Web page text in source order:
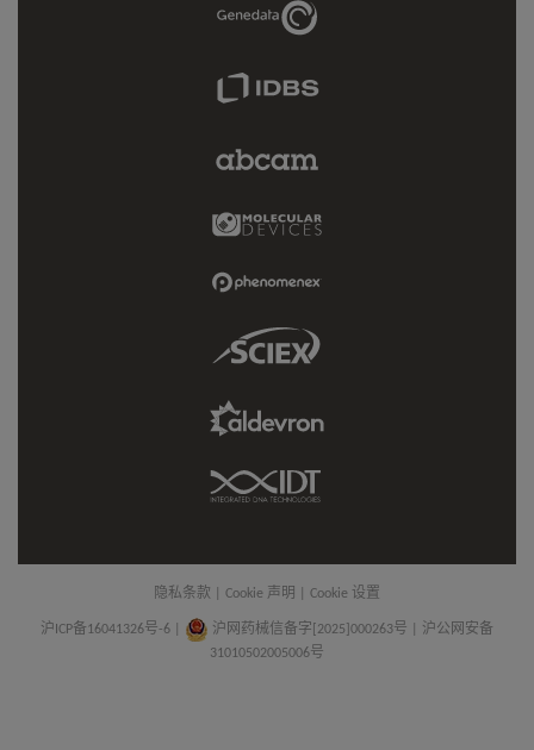
Genedata
Link
IDBS
Abcam
Molecular
Link
Phenomenex
Sciex
Link
IDT
Link
隐私条款 Cookie 声明 Cookie 设置
沪ICP备16041326号-6
沪网药械信备字[2025]000263号 | 沪公网安备
31010502005006号